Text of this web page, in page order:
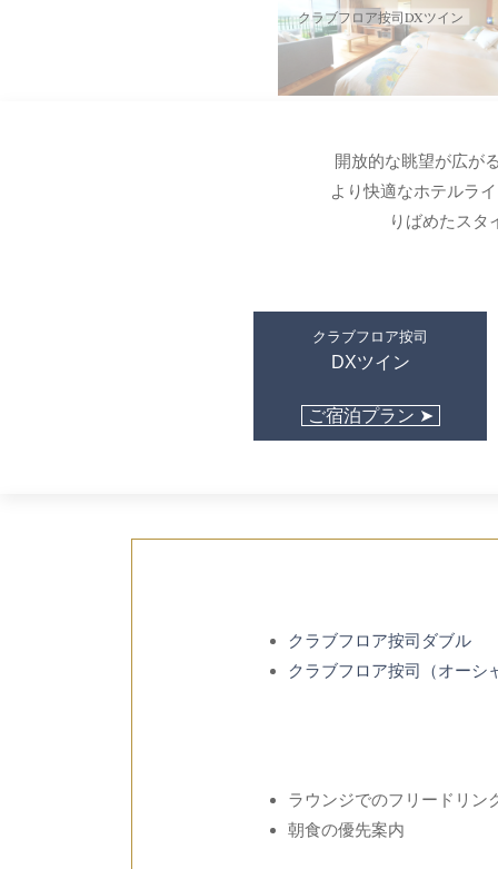
クラブフロア按司DXツイン
開放的な眺望が広が
より快適なホテルラ
りばめたスタ
クラブフロア按司
DXツイン
ご宿泊プラン ➤
クラブフロア按司ダブル
クラブフロア按司（オーシ
ラウンジでのフリードリン
朝食の優先案内